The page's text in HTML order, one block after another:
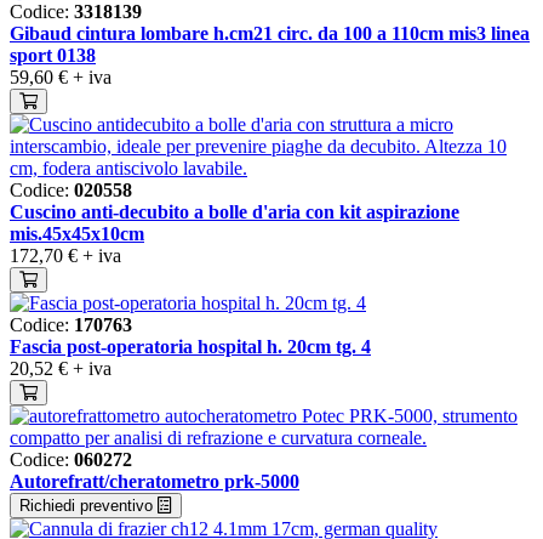
Codice: 3318139
Gibaud cintura lombare h.cm21 circ. da 100 a 110cm mis3 linea
sport 0138
59,60 € + iva
Codice: 020558
Cuscino anti-decubito a bolle d'aria con kit aspirazione
mis.45x45x10cm
172,70 € + iva
Codice: 170763
Fascia post-operatoria hospital h. 20cm tg. 4
20,52 € + iva
Codice: 060272
Autorefratt/cheratometro prk-5000
Richiedi preventivo